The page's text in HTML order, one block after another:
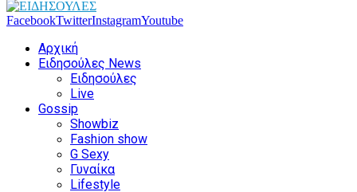
FacebookTwitterInstagramYoutube
Αρχική
Ειδησούλες News
Ειδησούλες
Live
Gossip
Showbiz
Fashion show
G Sexy
Γυναίκα
Lifestyle